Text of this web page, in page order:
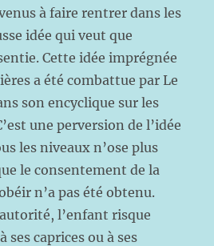
à faire rentrer dans les
idée qui veut que
Cette idée imprégnée
a été combattue par Le
son encyclique sur les
une perversion de l’idée
les niveaux n’ose plus
le consentement de la
n’a pas été obtenu.
l’enfant risque
ses caprices ou à ses